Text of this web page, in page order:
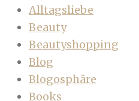
Alltagsliebe
Beauty
Beautyshopping
Blog
Blogosphäre
Books